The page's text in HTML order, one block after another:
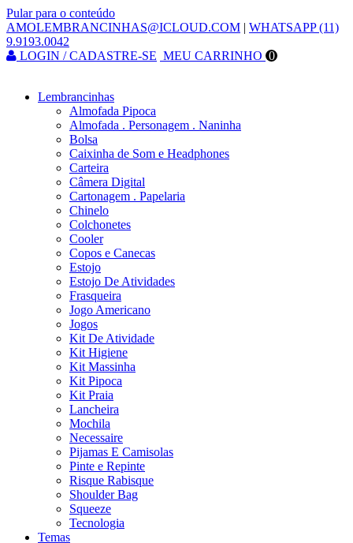
Pular para o conteúdo
AMOLEMBRANCINHAS@ICLOUD.COM | WHATSAPP (11)
9.9193.0042
LOGIN / CADASTRE-SE MEU CARRINHO 0
Lembrancinhas
Almofada Pipoca
Almofada . Personagem . Naninha
Bolsa
Caixinha de Som e Headphones
Carteira
Câmera Digital
Cartonagem . Papelaria
Chinelo
Colchonetes
Cooler
Copos e Canecas
Estojo
Estojo De Atividades
Frasqueira
Jogo Americano
Jogos
Kit De Atividade
Kit Higiene
Kit Massinha
Kit Pipoca
Kit Praia
Lancheira
Mochila
Necessaire
Pijamas E Camisolas
Pinte e Repinte
Risque Rabisque
Shoulder Bag
Squeeze
Tecnologia
Temas